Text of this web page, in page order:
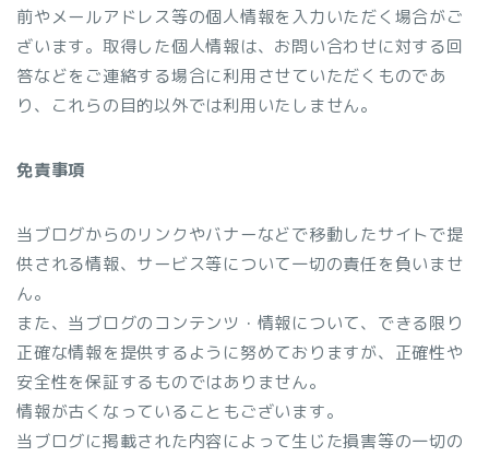
前やメールアドレス等の個人情報を入力いただく場合がご
ざいます。取得した個人情報は、お問い合わせに対する回
答などをご連絡する場合に利用させていただくものであ
り、これらの目的以外では利用いたしません。
免責事項
当ブログからのリンクやバナーなどで移動したサイトで提
供される情報、サービス等について一切の責任を負いませ
ん。
また、当ブログのコンテンツ・情報について、できる限り
正確な情報を提供するように努めておりますが、正確性や
安全性を保証するものではありません。
情報が古くなっていることもございます。
当ブログに掲載された内容によって生じた損害等の一切の